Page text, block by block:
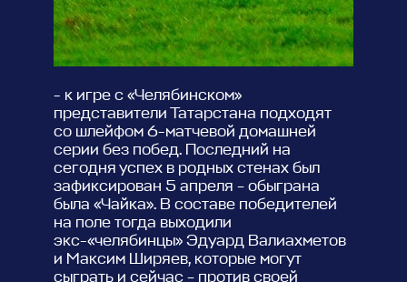
- к игре с «Челябинском»
представители Татарстана подходят
со шлейфом 6-матчевой домашней
серии без побед. Последний на
сегодня успех в родных стенах был
зафиксирован 5 апреля – обыграна
была «Чайка». В составе победителей
на поле тогда выходили
экс-«челябинцы» Эдуард Валиахметов
и Максим Ширяев, которые могут
сыграть и сейчас – против своей